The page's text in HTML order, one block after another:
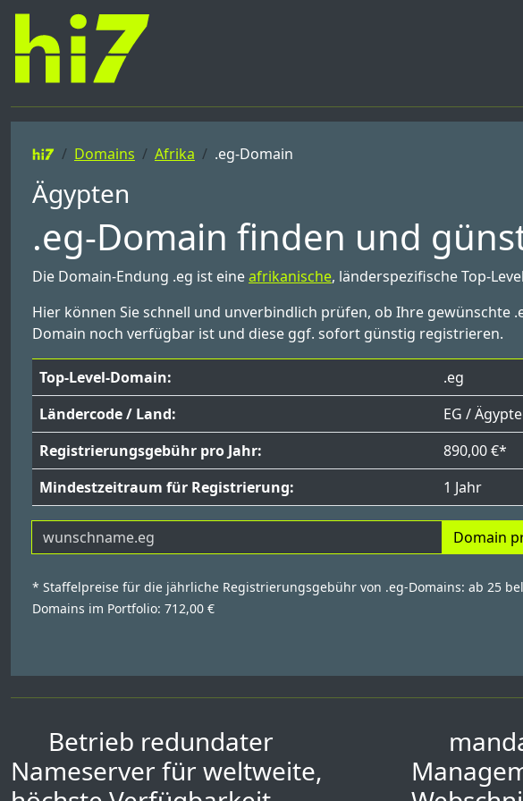
Domains Afrika .eg-Domain
Ägypten
.eg-Domain finden und
Die Domain-Endung .eg ist eineafrikanische, länderspezifische Top-
Hier können Sie schnell und unverbindlich prüfen, ob Ihre gewünschte
Domain noch verfügbar ist und diese ggf. sofort günstig registrieren.
Top-Level-Domain:
.eg
Ländercode / Land:
EG /
Registrierungsgebühr pro Jahr:
890,00 €*
Mindestzeitraum für Registrierung:
1 Jahr
Domain
* Staffelpreise für die jährliche Registrierungsgebühr von .eg-Domains: ab 25
Domains im Portfolio: 712,00 €
Betrieb redundater
Nameserver für weltweite,